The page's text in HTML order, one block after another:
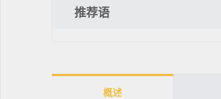
推荐语
概述